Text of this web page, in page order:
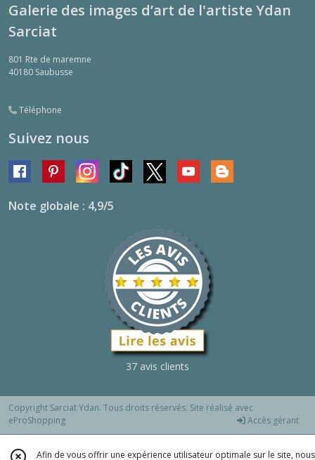
Galerie des images d’art de l'artiste Ydan
Sarciat
801 Rte de maremne
40180 Saubusse
Téléphone
Suivez nous
Note globale : 4,9/5
37 avis clients
Copyright Sarciat Ydan. Tous droits réservés. Site réalisé avec
eProShopping
Accès gérant
Afin de vous offrir une expérience utilisateur optimale sur le site, nous